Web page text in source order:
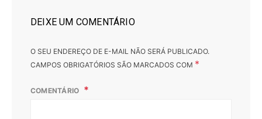
DEIXE UM COMENTÁRIO
O SEU ENDEREÇO DE E-MAIL NÃO SERÁ PUBLICADO.
CAMPOS OBRIGATÓRIOS SÃO MARCADOS COM *
COMENTÁRIO